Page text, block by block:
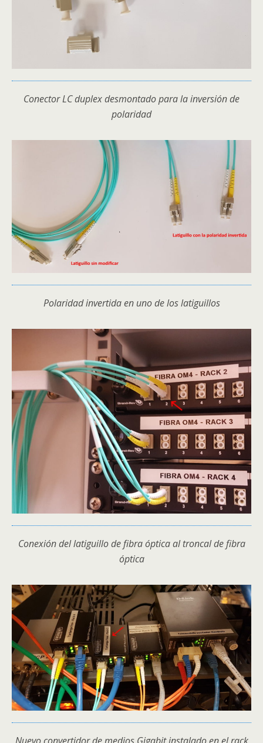
Conector LC duplex desmontado para la inversión de
polaridad
Polaridad invertida en uno de los latiguillos
Conexión del latiguillo de fibra óptica al troncal de fibra
óptica